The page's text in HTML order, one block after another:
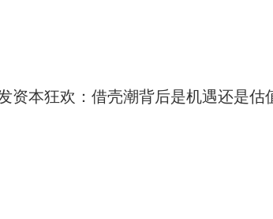
资本狂欢：借壳潮背后是机遇还是估